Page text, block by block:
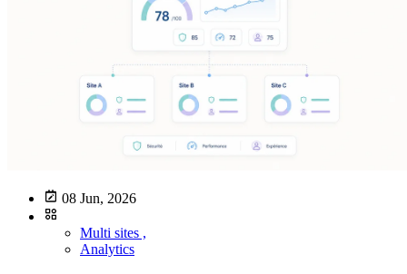
08 Jun, 2026
Multi sites ,
Analytics